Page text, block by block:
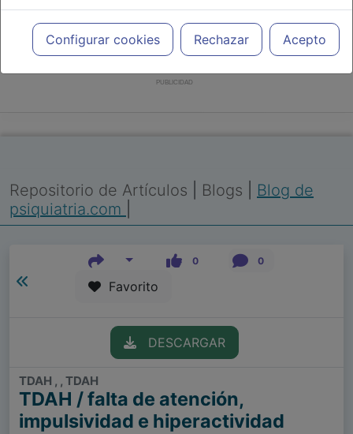
meramente informativo, siendo responsabilidad de los
profesionales facultados prescribir medicamentos y decidir, en
cada caso concreto, el tratamiento más adecuado a las
necesidades del paciente.
Configurar cookies Rechazar Acepto
PUBLICIDAD
Repositorio de Artículos Blogs
Blog de
psiquiatria.com
0 0
Favorito
DESCARGAR
TDAH , , TDAH
TDAH / falta de atención,
impulsividad e hiperactividad